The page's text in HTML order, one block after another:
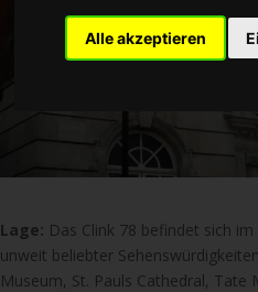
Alle akzeptieren
Lage: Das Clink 78 befindet sich
unweit beliebter
Museum, St. Pauls Cathedral, Tate